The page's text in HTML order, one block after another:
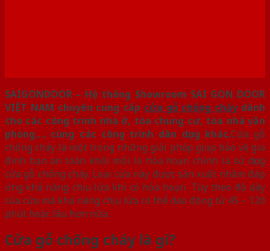
SAIGONDOOR – Hệ thống Showroom SAI GON DOOR
VIỆT NAM chuyên cung cấp cửa gỗ chống cháydành
cho các công trình nhà ở, tòa chung cư, tòa nhà văn
phòng,… cùng các công trình dân dụng khác.Cửa gỗ
chống cháy là một trong những giải pháp giúp bảo vệ gia
đình bạn an toàn khỏi mối lo hỏa hoạn chính là sử dụng
cửa gỗ chống cháy. Loại cửa này được sản xuất nhằm đáp
ứng khả năng chịu lửa khi có hỏa hoạn. Tùy theo độ dày
của cửa mà khả năng chịu lửa có thể dao động tử 45 – 120
phút hoặc lâu hơn nữa.
Cửa gỗ chống cháy là gì?